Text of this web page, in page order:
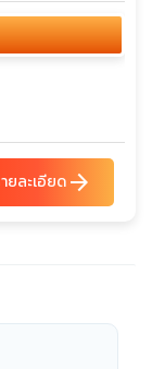
ยบรัฐบาล - ย่าน
นราโนราราคู -
ปากปล่องภูเขาไฟ
า - หมู่บ้านโอรอง
- เกาะมาร์ตา -
รส - ชมเมืองปูนตา
เพเน - ยอดเขา
งเกรย์ - ข้าม
รน้ำแข็ง เปริโต
นอเวนิด้า เนิฟ
ารเมโทรโพลิตัน -
องเรือชมคลอง
ยละเอียดarrow_forward